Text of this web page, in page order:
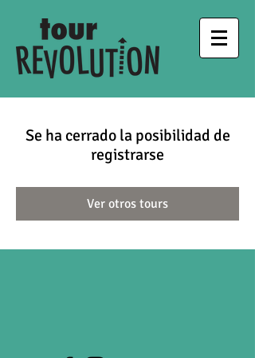
Se ha cerrado la posibilidad de
registrarse
Ver otros tours